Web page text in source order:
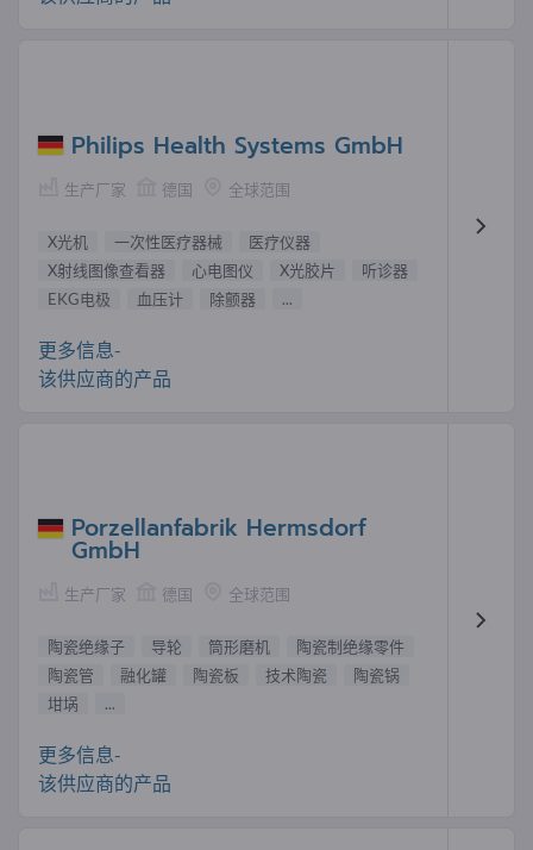
Philips Health Systems GmbH
生产厂家 德国 全球范围
X光机 一次性医疗器械
医疗仪器
X射线图像查看器
心电图仪 X光胶片
听诊器
EKG电极
血压计 除颤器 ...
更多信息-
该供应商的产品
Porzellanfabrik Hermsdorf
GmbH
生产厂家 德国 全球范围
陶瓷绝缘子 导轮 筒形磨机
陶瓷制绝缘零件
陶瓷管
融化罐 陶瓷板 技术陶瓷
陶瓷锅
坩埚
...
更多信息-
该供应商的产品